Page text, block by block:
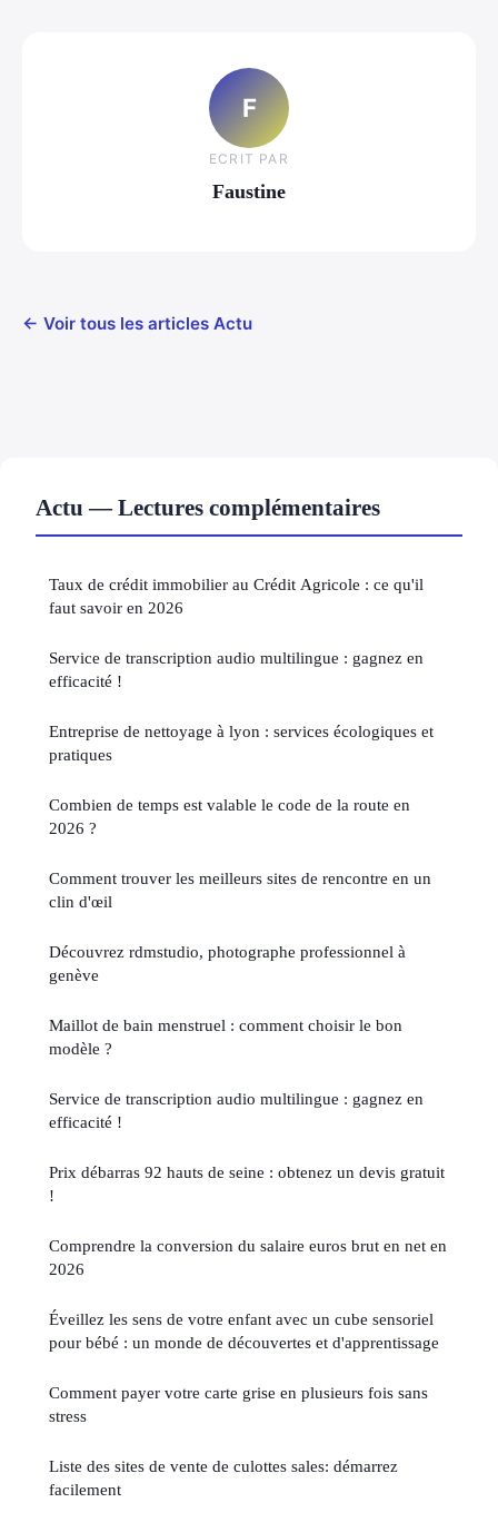
F
ECRIT PAR
Faustine
← Voir tous les articles Actu
Actu — Lectures complémentaires
Taux de crédit immobilier au Crédit Agricole : ce qu'il
faut savoir en 2026
Service de transcription audio multilingue : gagnez en
efficacité !
Entreprise de nettoyage à lyon : services écologiques et
pratiques
Combien de temps est valable le code de la route en
2026 ?
Comment trouver les meilleurs sites de rencontre en un
clin d'œil
Découvrez rdmstudio, photographe professionnel à
genève
Maillot de bain menstruel : comment choisir le bon
modèle ?
Service de transcription audio multilingue : gagnez en
efficacité !
Prix débarras 92 hauts de seine : obtenez un devis gratuit
!
Comprendre la conversion du salaire euros brut en net en
2026
Éveillez les sens de votre enfant avec un cube sensoriel
pour bébé : un monde de découvertes et d'apprentissage
Comment payer votre carte grise en plusieurs fois sans
stress
Liste des sites de vente de culottes sales: démarrez
facilement